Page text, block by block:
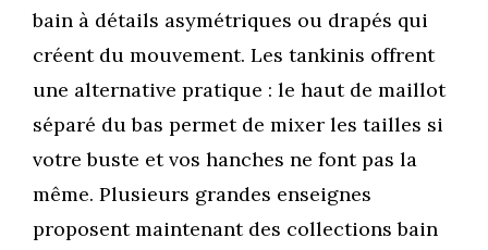
bain à détails asymétriques ou drapés qui
créent du mouvement. Les tankinis offrent
une alternative pratique : le haut de maillot
séparé du bas permet de mixer les tailles si
votre buste et vos hanches ne font pas la
même. Plusieurs grandes enseignes
proposent maintenant des collections bain